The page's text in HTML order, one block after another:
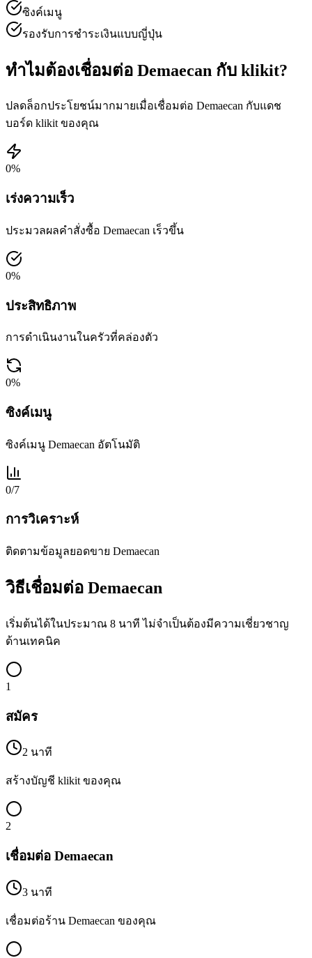
ซิงค์เมนู
รองรับการชำระเงินแบบญี่ปุ่น
ทำไมต้องเชื่อมต่อ Demaecan กับ klikit?
ปลดล็อกประโยชน์มากมายเมื่อเชื่อมต่อ Demaecan กับแดช
บอร์ด klikit ของคุณ
0%
เร่งความเร็ว
ประมวลผลคำสั่งซื้อ Demaecan เร็วขึ้น
0%
ประสิทธิภาพ
การดำเนินงานในครัวที่คล่องตัว
0%
ซิงค์เมนู
ซิงค์เมนู Demaecan อัตโนมัติ
0/7
การวิเคราะห์
ติดตามข้อมูลยอดขาย Demaecan
วิธีเชื่อมต่อ Demaecan
เริ่มต้นได้ในประมาณ 8 นาที ไม่จำเป็นต้องมีความเชี่ยวชาญ
ด้านเทคนิค
1
สมัคร
2 นาที
สร้างบัญชี klikit ของคุณ
2
เชื่อมต่อ Demaecan
3 นาที
เชื่อมต่อร้าน Demaecan ของคุณ